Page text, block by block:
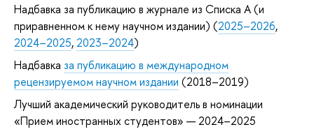
Надбавка за публикацию в журнале из Списка А (и
приравненном к нему научном издании) (2025–2026,
2024–2025, 2023–2024)
Надбавка за публикацию в международном
рецензируемом научном издании (2018–2019)
Лучший академический руководитель в номинации
«Прием иностранных студентов» — 2024–2025